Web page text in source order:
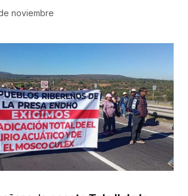
noviembre